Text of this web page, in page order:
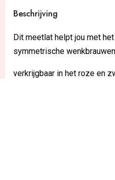
Beschrijving
Dit meetlat helpt jou met
symmetrische
verkrijgbaar in het roze en